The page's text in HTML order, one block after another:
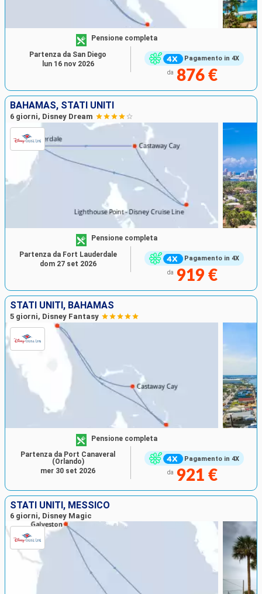
Pagamento in 4X
Pensione completa
da 876 €
Partenza da San Diego
lun 16 nov 2026
BAHAMAS, STATI UNITI
6 giorni, Disney Dream
Pagamento in 4X
Pensione completa
da 919 €
Partenza da Fort Lauderdale
dom 27 set 2026
STATI UNITI, BAHAMAS
5 giorni, Disney Fantasy
Pagamento in 4X
Pensione completa
da 921 €
Partenza da Port Canaveral
(Orlando)
mer 30 set 2026
STATI UNITI, MESSICO
6 giorni, Disney Magic